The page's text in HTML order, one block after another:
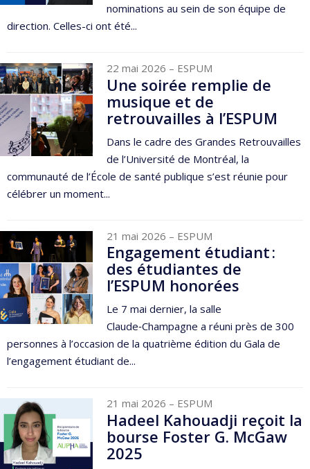
nominations au sein de son équipe de
direction. Celles-ci ont été...
22 mai 2026 – ESPUM
Une soirée remplie de
musique et de
retrouvailles à l’ESPUM
Dans le cadre des Grandes Retrouvailles
de l’Université de Montréal, la
communauté de l’École de santé publique s’est réunie pour
célébrer un moment...
21 mai 2026 – ESPUM
Engagement étudiant :
des étudiantes de
l’ESPUM honorées
Le 7 mai dernier, la salle
Claude‑Champagne a réuni près de 300
personnes à l’occasion de la quatrième édition du Gala de
l’engagement étudiant de...
21 mai 2026 – ESPUM
Hadeel Kahouadji reçoit la
bourse Foster G. McGaw
2025